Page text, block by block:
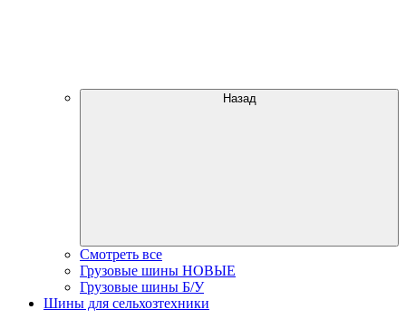
Назад
Смотреть все
Грузовые шины НОВЫЕ
Грузовые шины Б/У
Шины для сельхозтехники